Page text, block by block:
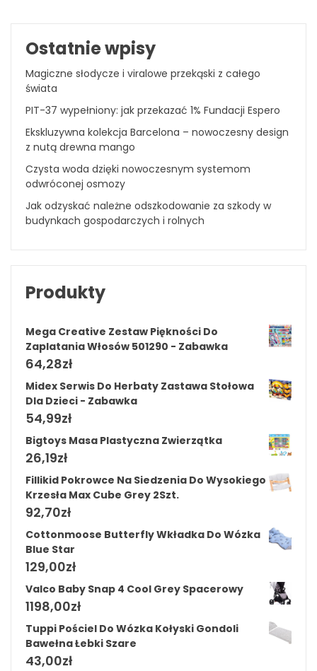
Ostatnie wpisy
Magiczne słodycze i viralowe przekąski z całego
świata
PIT-37 wypełniony: jak przekazać 1% Fundacji Espero
Ekskluzywna kolekcja Barcelona – nowoczesny design
z nutą drewna mango
Czysta woda dzięki nowoczesnym systemom
odwróconej osmozy
Jak odzyskać należne odszkodowanie za szkody w
budynkach gospodarczych i rolnych
Produkty
Mega Creative Zestaw Piękności Do
Zaplatania Włosów 501290 - Zabawka
64,28zł
Midex Serwis Do Herbaty Zastawa Stołowa
Dla Dzieci - Zabawka
54,99zł
Bigtoys Masa Plastyczna Zwierzątka
26,19zł
Fillikid Pokrowce Na Siedzenia Do Wysokiego
Krzesła Max Cube Grey 2Szt.
92,70zł
Cottonmoose Butterfly Wkładka Do Wózka
Blue Star
129,00zł
Valco Baby Snap 4 Cool Grey Spacerowy
1198,00zł
Tuppi Pościel Do Wózka Kołyski Gondoli
Bawełna Łebki Szare
43,00zł